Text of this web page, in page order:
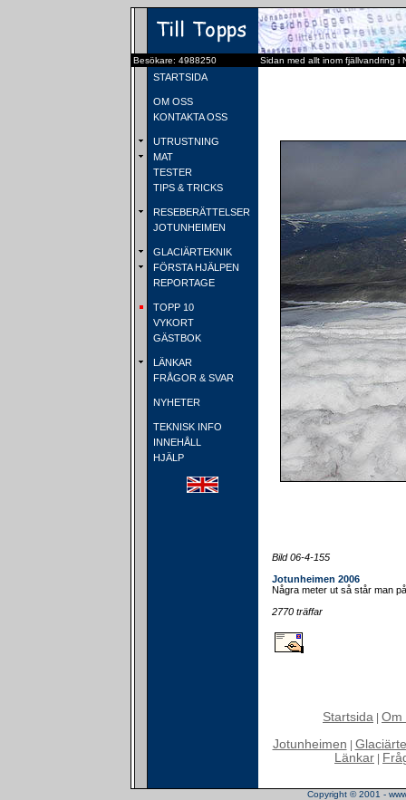
Besökare: 4988250 Sidan med allt inom fjällvandring i
STARTSIDA
OM OSS
KONTAKTA OSS
UTRUSTNING
MAT
TESTER
TIPS & TRICKS
RESEBERÄTTELSER
JOTUNHEIMEN
GLACIÄRTEKNIK
FÖRSTA HJÄLPEN
REPORTAGE
TOPP 10
VYKORT
GÄSTBOK
LÄNKAR
FRÅGOR & SVAR
NYHETER
TEKNISK INFO
INNEHÅLL
HJÄLP
Bild 06-4-155
Jotunheimen 2006
Några meter ut så står man
2770 träffar
Startsida Om
Jotunheimen
Länkar
Copyright © 2001 -